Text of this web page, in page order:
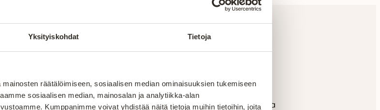
Yksityiskohdat Tietoja
räätälöimiseen, sosiaalisen median ominaisuuksien tukemiseen
sosiaalisen median, mainosalan ja analytiikka-alan
Kumppanimme voivat yhdistää näitä tietoja muihin tietoihin, joita
– aidosti kotimainen
paremmin – kotimaisesti, kunnon materiaaleista ja vankalla